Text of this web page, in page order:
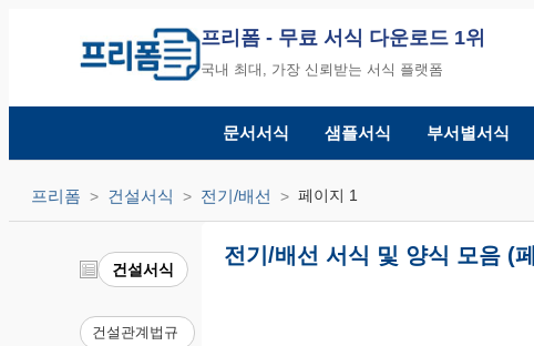
프리폼 - 무료 서식 다운로드 1위
국내 최대, 가장 신뢰받는 서식 플랫폼
문서서식 샘플서식 부서별서식
프리폼 건설서식 전기/배선 페이지 1
건설서식
건설관계법규
전기/배선 서식 및 양식 모음 (